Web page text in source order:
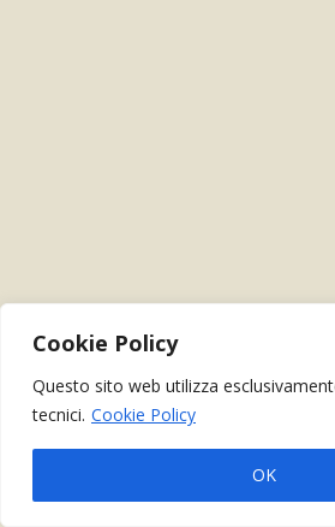
Cookie Policy
Questo sito web utilizza
tecnici. Cookie Policy
OK